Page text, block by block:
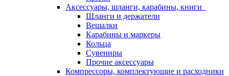
Аксессуары, шланги, карабины, книги
Шланги и держатели
Вешалки
Карабины и маркеры
Кольца
Сувениры
Прочие аксессуары
Компрессоры, комплектующие и расходники